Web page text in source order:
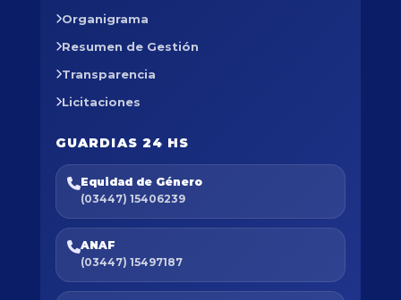
Organigrama
Resumen de Gestión
Transparencia
Licitaciones
GUARDIAS 24 HS
Equidad de Género
(03447) 15406239
ANAF
(03447) 15497187